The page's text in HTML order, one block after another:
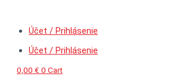
Účet / Prihlásenie
Účet / Prihlásenie
0,00 € 0 Cart